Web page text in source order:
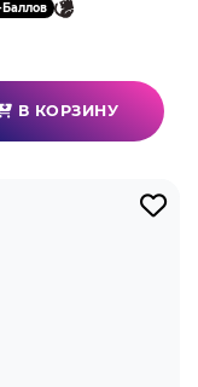
Баллов
В КОРЗИНУ